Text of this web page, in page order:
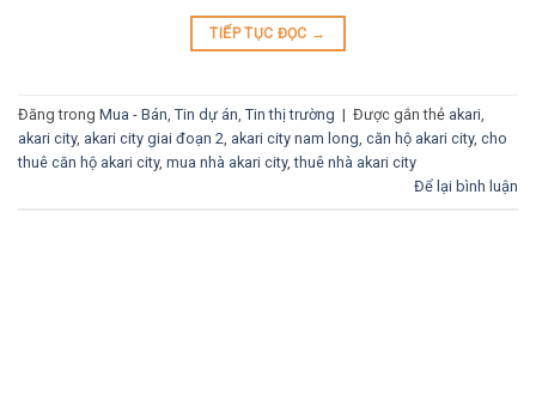
TIẾP TỤC ĐỌC →
Đăng trong Mua - Bán, Tin dự án, Tin thị trường | Được gắn thẻ akari,
akari city, akari city giai đoạn 2, akari city nam long, căn hộ akari city, cho
thuê căn hộ akari city, mua nhà akari city,thuê nhà akari city
Để lại bình luận